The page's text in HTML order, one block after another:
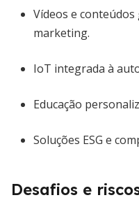
Vídeos e
marketing.
IoT integrada à
Educação
Soluções ESG e
Desafios e